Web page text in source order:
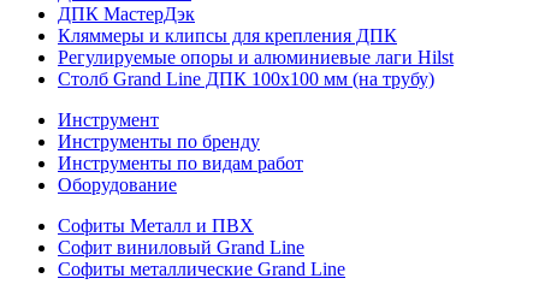
ДПК МастерДэк
Кляммеры и клипсы для крепления ДПК
Регулируемые опоры и алюминиевые лаги Hilst
Столб Grand Line ДПК 100х100 мм (на трубу)
Инструмент
Инструменты по бренду
Инструменты по видам работ
Оборудование
Софиты Металл и ПВХ
Софит виниловый Grand Line
Софиты металлические Grand Line